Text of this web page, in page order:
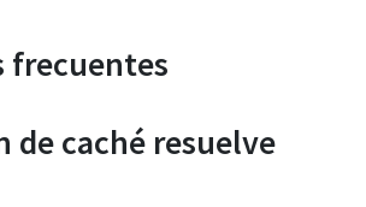
frecuentes
de caché resuelve